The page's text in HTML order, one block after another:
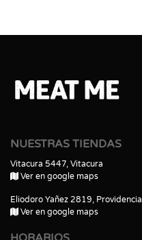
NUESTRAS TIENDAS
Vitacura 5447, Vitacura
Ver en google maps
Eliodoro Yañez 2819, Providencia
Ver en google maps